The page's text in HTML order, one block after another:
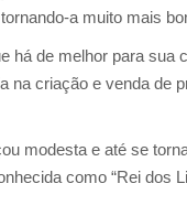
a muito mais
há de melhor para
na criação e venda de
modesta e até se
como “Rei dos